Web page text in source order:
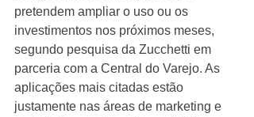
pretendem ampliar o uso ou os
investimentos nos próximos meses,
segundo pesquisa da Zucchetti em
parceria com a Central do Varejo. As
aplicações mais citadas estão
justamente nas áreas de marketing e